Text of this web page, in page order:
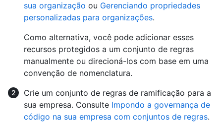
sua organização ou Gerenciando propriedades
personalizadas para organizações.
Como alternativa, você pode adicionar esses
recursos protegidos a um conjunto de regras
manualmente ou direcioná-los com base em uma
convenção de nomenclatura.
Crie um conjunto de regras de ramificação para a
sua empresa. Consulte Impondo a governança de
código na sua empresa com conjuntos de regras.